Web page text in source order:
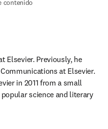
contenido
Elsevier. Previously, he
at Elsevier.
in 2011 from a small
science and literary